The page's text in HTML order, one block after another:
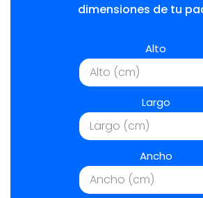
dimensiones de tu
Alto
Largo
Ancho